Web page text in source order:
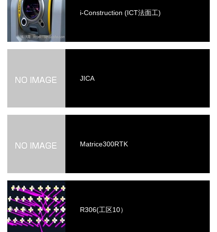
i-Construction (ICT法面工)
JICA
Matrice300RTK
R306(工区10）